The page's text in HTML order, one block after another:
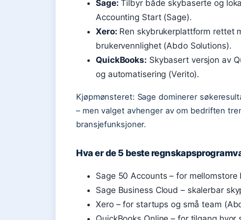
Sage: Tilbyr både skybaserte og
Accounting Start (Sage).
Xero: Ren skybrukerplattform rettet
brukervennlighet (Abdo Solutions).
QuickBooks: Skybasert versjon av
og automatisering (Verito).
Kjøpmønsteret: Sage dominerer
– men valget avhenger av om bedriften
bransjefunksjoner.
Hva er de 5 beste
Sage 50 Accounts – for
Sage Business Cloud – skalerbar
Xero – for startups og små team